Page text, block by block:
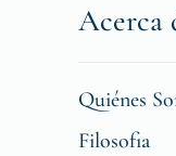
Acerca
Quiénes
Filosofia